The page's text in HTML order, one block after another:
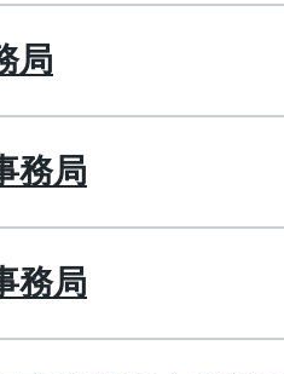
局
務局
務局